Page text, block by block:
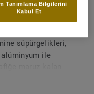
GINGER
süpürgelikleri,
alüminyum ile
için uygundur.
Tanımlama Bilgilerini
Kabul Et